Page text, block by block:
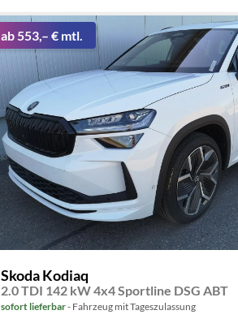
ab 553,– € mtl.
Skoda Kodiaq
2.0 TDI 142 kW 4x4 Sportline DSG ABT
sofort lieferbar Fahrzeug mit Tageszulassung